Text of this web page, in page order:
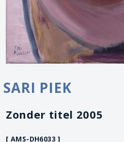
SARI PIEK
Zonder titel 2005
[ AMS-DH6033 ]